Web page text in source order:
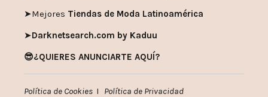
➤Mejores Tiendas de Moda Latinoamérica
➤Darknetsearch.com by Kaduu
😎¿QUIERES ANUNCIARTE AQUÍ?
Política de Cookies I Política de Privacidad